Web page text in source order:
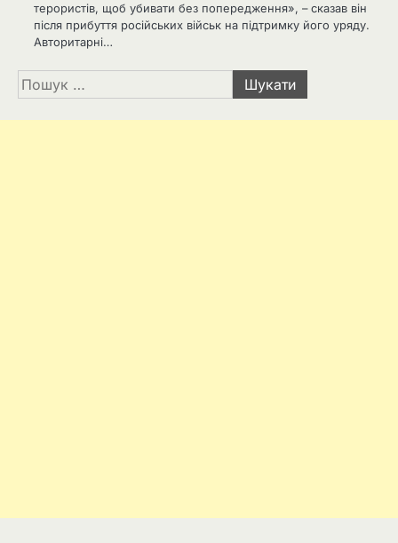
терористів, щоб убивати без попередження», – сказав він
після прибуття російських військ на підтримку його уряду.
Авторитарні…
Пошук: